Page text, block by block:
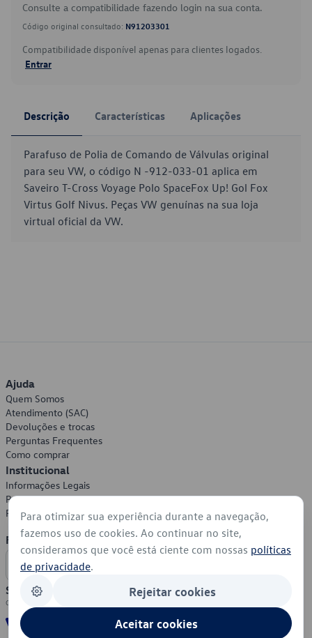
Consulte a compatibilidade fazendo login na sua conta.
Código original consultado: N91203301
Compatibilidade disponível apenas para clientes logados.
Entrar
Descrição Características Aplicações
Parafuso de Polia de Comando de Válvulas original
para seu VW, o código N -912-033-01 aplica em
Saveiro T-Cross Voyage Polo SpaceFox Up! Gol Fox
Virtus Golf Nivus. Peças VW genuínas na sua loja
virtual oficial da VW.
Ajuda
Quem Somos
Atendimento (SAC)
Devoluções e trocas
Perguntas Frequentes
Como comprar
Institucional
Informações Legais
Política de Privacidade
Política de Cookies
Formas de Pagamento
Segurança
Para otimizar sua experiência durante a navegação,
fazemos uso de cookies. Ao continuar no site,
consideramos que você está ciente com nossas políticas
de privacidade.
Rejeitar cookies
Aceitar cookies